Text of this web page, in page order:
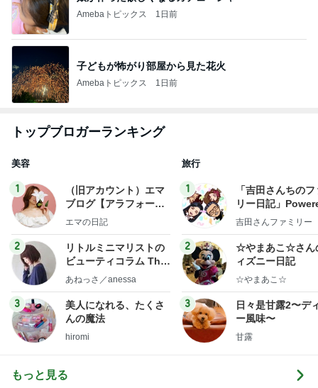
Amebaトピックス 1日前
子どもが怖がり部屋から見た花火
Amebaトピックス 1日前
トップブロガーランキング
美容
1
（旧アカウント）エマ
ブログ【アラフォー会
社売却セカンドライ
エマの日記
2
リトルミニマリストの
ビューティコラム The
little minimalist's bea
あねっさ／anessa
3
美人になれる、たくさ
んの魔法
hiromi
旅行
1
「吉田さんちの
リー日記」
y Ameba 吉田さ
ログ
吉田さんファミリー
2
☆やまあこ☆さん
ィズニー日記
☆やまあこ☆
3
日々是甘露2〜デ
ー風味〜
甘露
もっと見る